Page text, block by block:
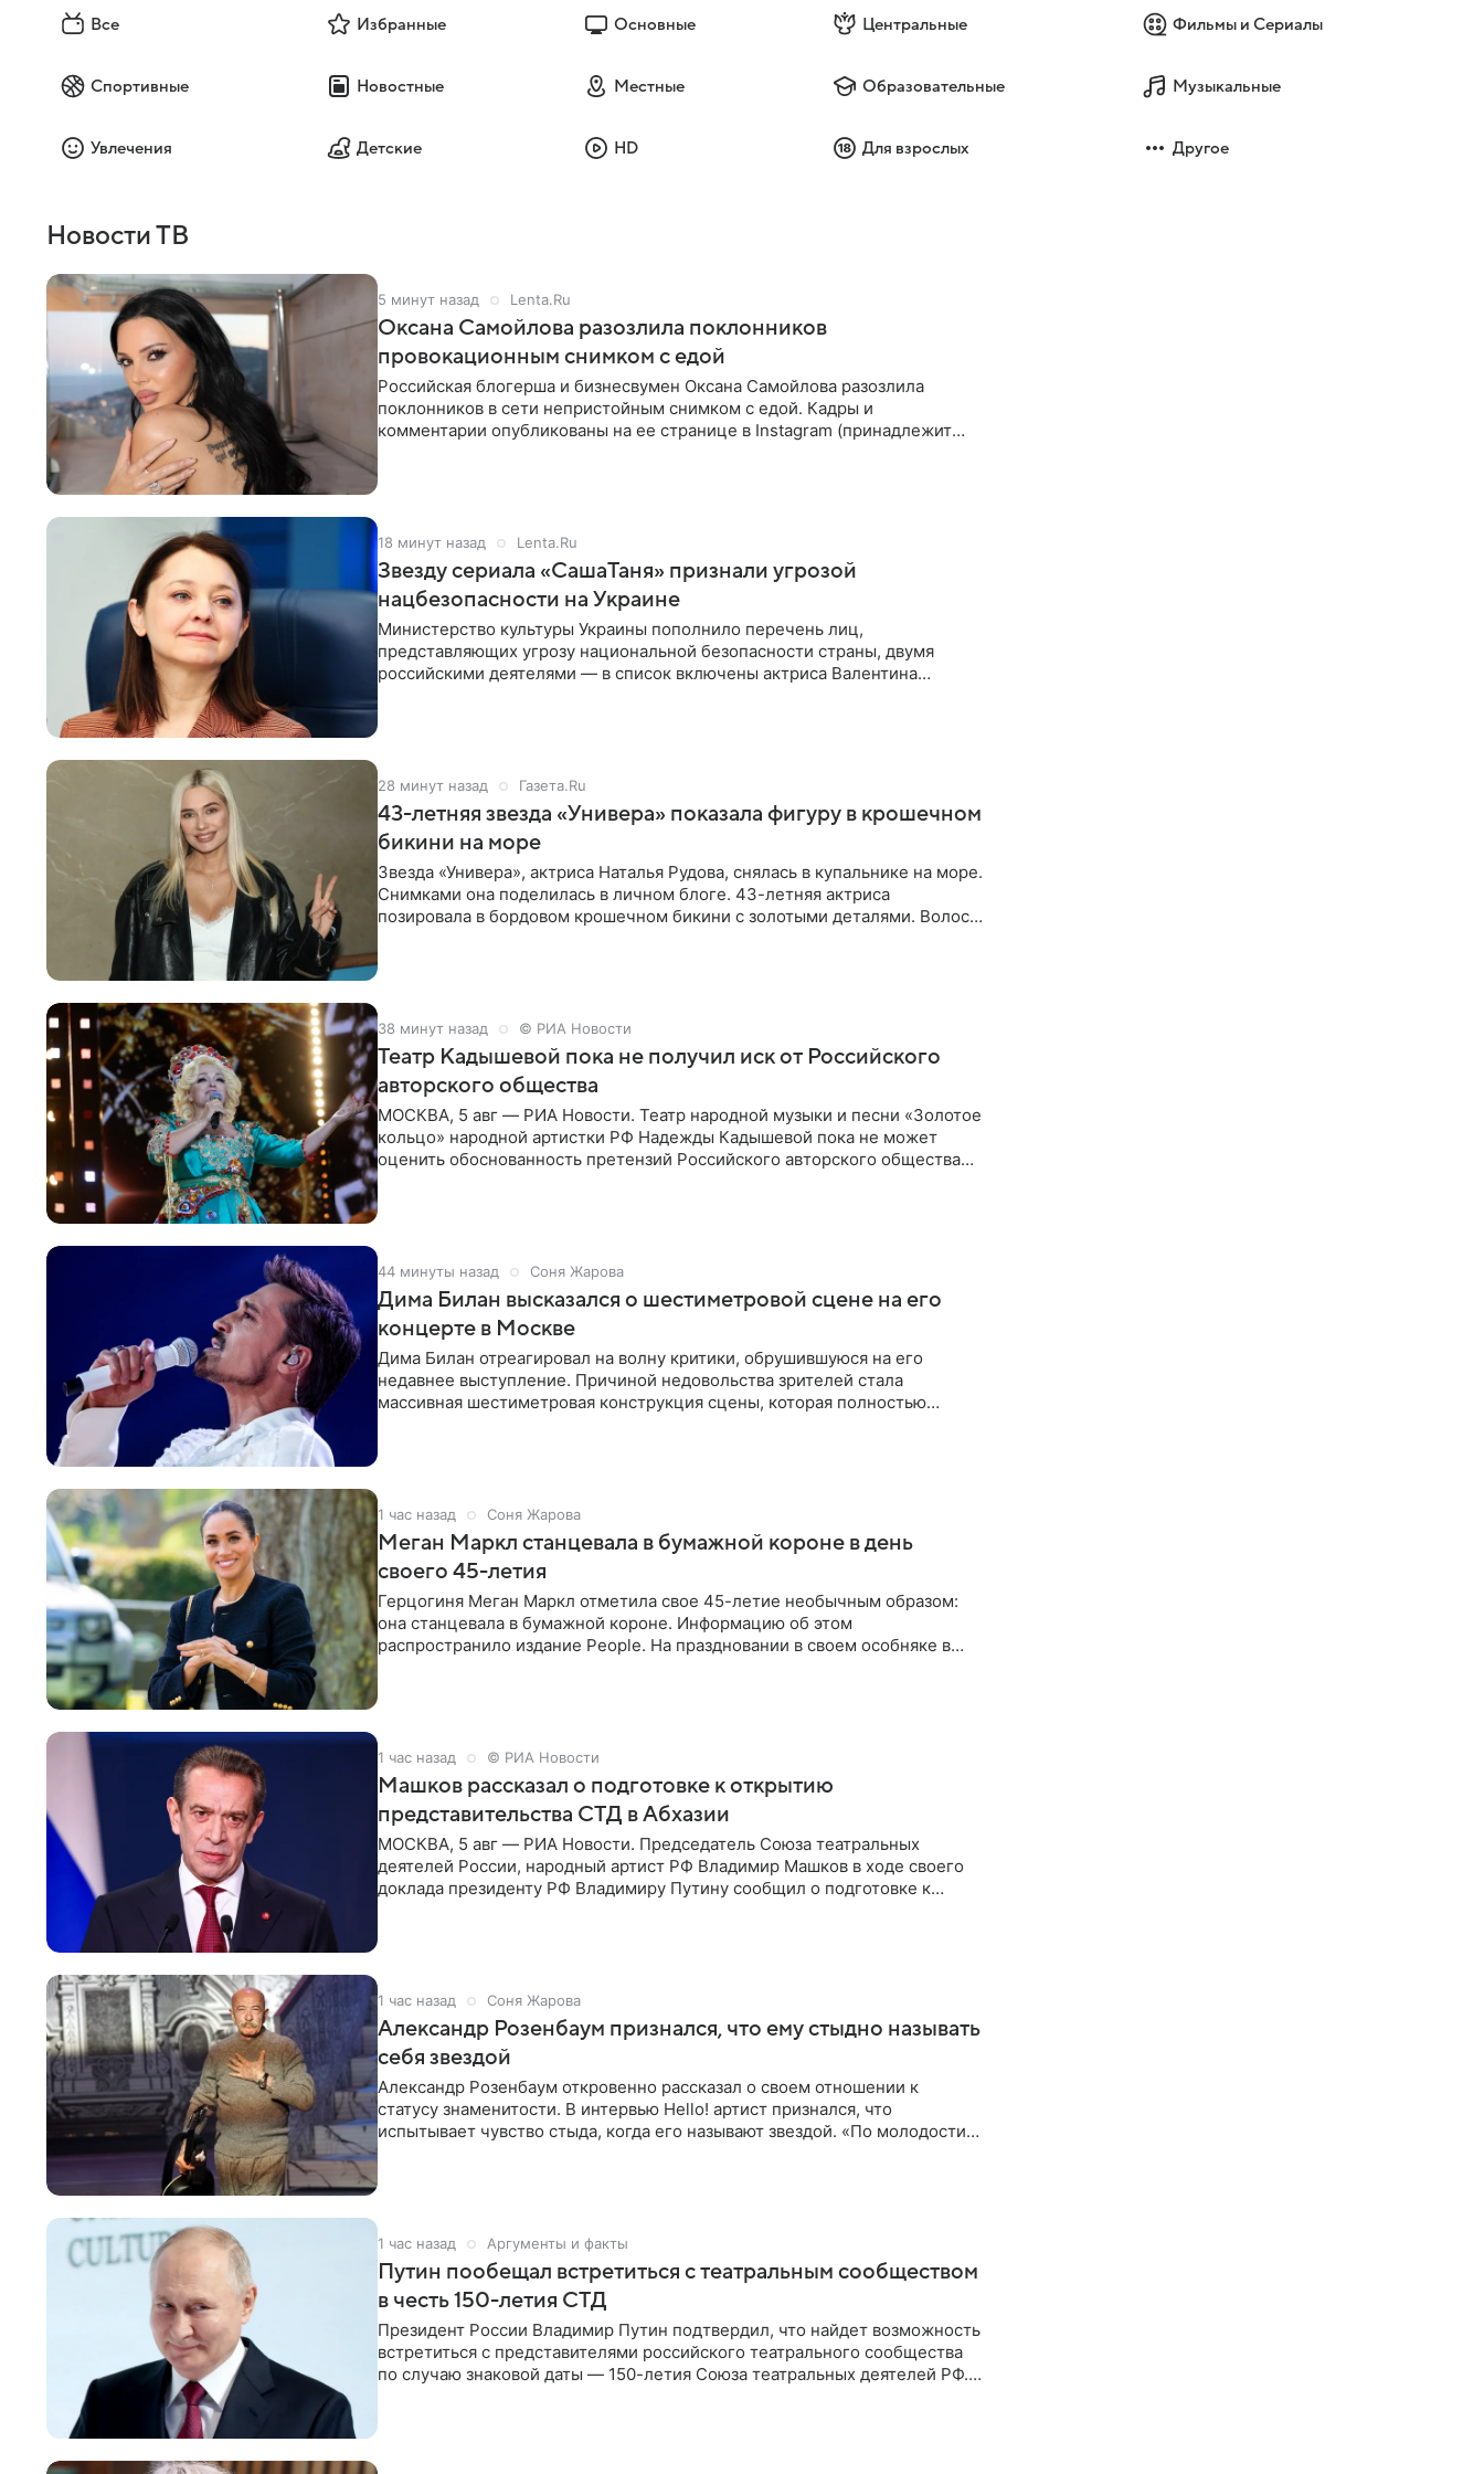
Все Избранные Основные Центральные Фильмы и Сериалы
Спортивные Новостные Местные Образовательные Музыкальные
Увлечения Детские HD Для взрослых Другое
Новости ТВ
5 минут назад Lenta.Ru
Оксана Самойлова разозлила поклонников
провокационным снимком с едой
Российская блогерша и бизнесвумен Оксана Самойлова разозлила
поклонников в сети непристойным снимком с едой. Кадры и
комментарии опубликованы на ее странице в Instagram (принадлежит
18 минут назад Lenta.Ru
Звезду сериала «СашаТаня» признали угрозой
нацбезопасности на Украине
Министерство культуры Украины пополнило перечень лиц,
представляющих угрозу национальной безопасности страны, двумя
российскими деятелями — в список включены актриса Валентина
28 минут назад Газета.Ru
43-летняя звезда «Универа» показала фигуру в крошечном
бикини на море
Звезда «Универа», актриса Наталья Рудова, снялась в купальнике на море.
Снимками она поделилась в личном блоге. 43-летняя актриса
позировала в бордовом крошечном бикини с золотыми деталями. Волосы
38 минут назад © РИА Новости
Театр Кадышевой пока не получил иск от Российского
авторского общества
МОСКВА, 5 авг — РИА Новости. Театр народной музыки и песни «Золотое
кольцо» народной артистки РФ Надежды Кадышевой пока не может
оценить обоснованность претензий Российского авторского общества
44 минуты назад Соня Жарова
Дима Билан высказался о шестиметровой сцене на его
концерте в Москве
Дима Билан отреагировал на волну критики, обрушившуюся на его
недавнее выступление. Причиной недовольства зрителей стала
массивная шестиметровая конструкция сцены, которая полностью
1 час назад Соня Жарова
Меган Маркл станцевала в бумажной короне в день
своего 45-летия
Герцогиня Меган Маркл отметила свое 45-летие необычным образом:
она станцевала в бумажной короне. Информацию об этом
распространило издание People. На праздновании в своем особняке в
1 час назад © РИА Новости
Машков рассказал о подготовке к открытию
представительства СТД в Абхазии
МОСКВА, 5 авг — РИА Новости. Председатель Союза театральных
деятелей России, народный артист РФ Владимир Машков в ходе своего
доклада президенту РФ Владимиру Путину сообщил о подготовке к
1 час назад Соня Жарова
Александр Розенбаум признался, что ему стыдно называть
себя звездой
Александр Розенбаум откровенно рассказал о своем отношении к
статусу знаменитости. В интервью Hello! артист признался, что
испытывает чувство стыда, когда его называют звездой. «По молодости я
1 час назад Аргументы и факты
Путин пообещал встретиться с театральным сообществом
в честь 150-летия СТД
Президент России Владимир Путин подтвердил, что найдет возможность
встретиться с представителями российского театрального сообщества
по случаю знаковой даты — 150-летия Союза театральных деятелей РФ.